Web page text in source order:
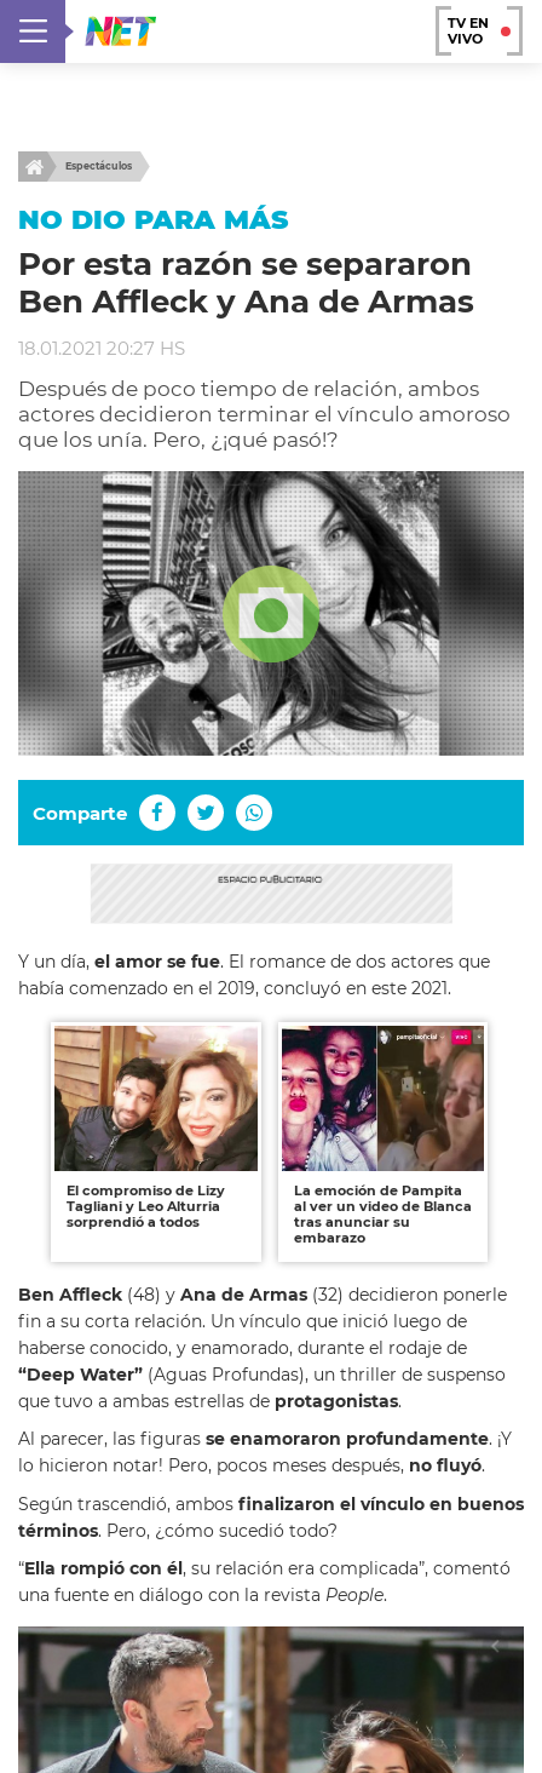
TV EN
VIVO
Espectáculos
NO DIO PARA MÁS
Por esta razón se separaron
Ben Affleck y Ana de Armas
18.01.2021 20:27 HS
Después de poco tiempo de relación, ambos
actores decidieron terminar el vínculo amoroso
que los unía. Pero, ¿¡qué pasó!?
Comparte
Y un día, el amor se fue. El romance de dos actores que
había comenzado en el 2019, concluyó en este 2021.
El compromiso de Lizy
Tagliani y Leo Alturria
sorprendió a todos
La emoción de Pampita
al ver un video de Blanca
tras anunciar su
embarazo
Ben Affleck (48) y Ana de Armas (32) decidieron ponerle
fin a su corta relación. Un vínculo que inició luego de
haberse conocido, y enamorado, durante el rodaje de
“Deep Water” (Aguas Profundas), un thriller de suspenso
que tuvo a ambas estrellas de protagonistas.
Al parecer, las figuras se enamoraron profundamente. ¡Y
lo hicieron notar! Pero, pocos meses después, no fluyó.
Según trascendió, ambos finalizaron el vínculo en buenos
términos. Pero, ¿cómo sucedió todo?
“Ella rompió con él , su relación era complicada”, comentó
una fuente en diálogo con la revista People.